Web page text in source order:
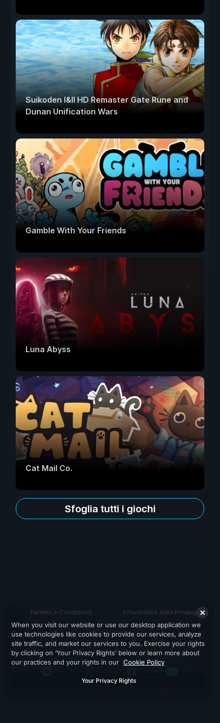
Suikoden I&II HD Remaster Gate Rune and
Dunan Unification Wars
Gamble With Your Friends
Luna Abyss
Cat Mail Co.
Sfoglia tutti i giochi
Termini e Condizioni Informativa sulla Privacy
Assistenza
When you visit our website or use our desktop application we
use technologies like cookies to provide our services, analyze
site traffic, and market our services to you. Exercise your rights
by clicking on ‘Your Privacy Rights’ below or learn more about
our practices and your rights in our Cookie Policy
Your Privacy Rights